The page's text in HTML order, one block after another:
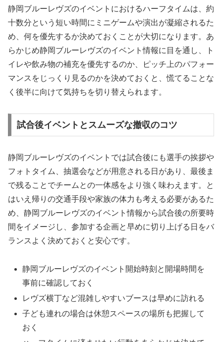
静岡ブルーレヴズのイベントにおけるハーフタイムは、約
十数分という短い時間にミニゲームや演出が凝縮されるた
め、何を優先するか決めておくことが大切になります。あ
らかじめ静岡ブルーレヴズのイベント情報に目を通し、ト
イレや飲み物の補充を優先するのか、ピッチ上のパフォー
マンスをじっくり見るのかを決めておくと、慌てることな
く後半に向けて気持ちを切り替えられます。
試合後イベントとスムーズな撤収のコツ
静岡ブルーレヴズのイベントでは試合後にも選手の挨拶や
フォトタイム、抽選会などが用意される日があり、最後ま
で残ることでチームとの一体感をより強く味わえます。と
はいえ帰りの交通手段や家族の体力も考える必要があるた
め、静岡ブルーレヴズのイベント情報から試合後の所要時
間をイメージし、参加する企画と早めに切り上げる日をバ
ランスよく決めておくと安心です。
静岡ブルーレヴズのイベント開始時刻と開場時間を
事前に確認しておく
レヴズ横丁など混雑しやすいブースは早めに訪れる
子ども連れの場合は休憩スペースの場所も把握して
おく